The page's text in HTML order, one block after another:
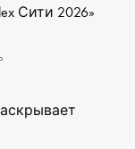
Сити 2026»